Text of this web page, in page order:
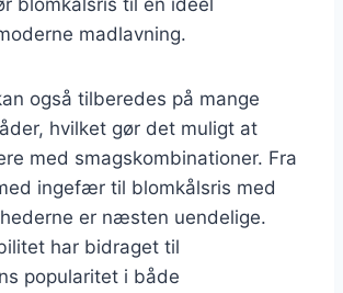
madlavning.
også tilberedes på mange
hvilket gør det muligt at
med smagskombinationer. Fra
ingefær til blomkålsris med
er næsten uendelige.
har bidraget til
popularitet i både